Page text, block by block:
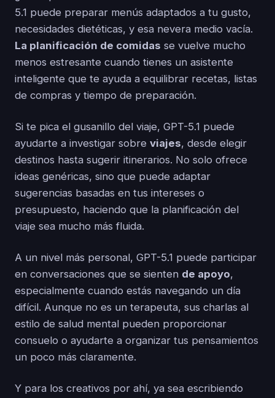
5.1 puede preparar menús adaptados a tu gusto,
necesidades dietéticas, y esa nevera medio vacía.
La planificación de comidas se vuelve mucho
menos estresante cuando tienes un asistente
inteligente que te ayuda a equilibrar recetas, listas
de compras y tiempo de preparación.
Si te pica el gusanillo del viaje, GPT-5.1 puede
ayudarte a investigar sobre viajes, desde elegir
destinos hasta sugerir itinerarios. No solo ofrece
ideas genéricas, sino que puede adaptar
sugerencias basadas en tus intereses o
presupuesto, haciendo que la planificación del
viaje sea mucho más fluida.
A un nivel más personal, GPT-5.1 puede participar
en conversaciones que se sienten de apoyo,
especialmente cuando estás navegando un día
difícil. Aunque no es un terapeuta, sus charlas al
estilo de salud mental pueden proporcionar
consuelo o ayudarte a organizar tus pensamientos
un poco más claramente.
Y para los creativos por ahí, ya sea escribiendo